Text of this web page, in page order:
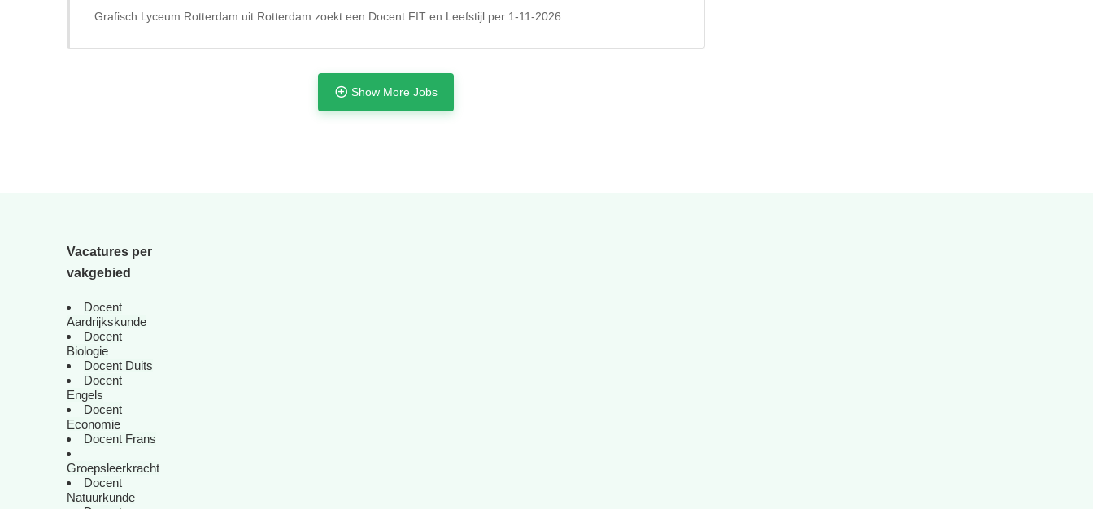
Grafisch Lyceum Rotterdam uit Rotterdam zoekt een Docent FIT en Leefstijl per 1-11-2026
Show More Jobs
Vacatures per
vakgebied
Docent
Aardrijkskunde
Docent
Biologie
Docent Duits
Docent
Engels
Docent
Economie
Docent Frans
Groepsleerkracht
Docent
Natuurkunde